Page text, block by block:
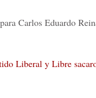
Carlos Eduardo
Liberal y Libre